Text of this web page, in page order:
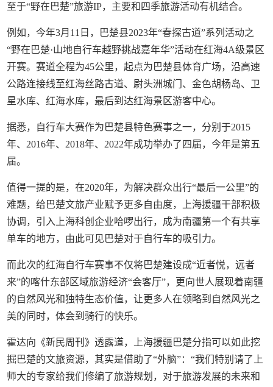
至于“野在巴楚”旅游IP，主要和四季旅游活动有机结合。
例如，今年3月11日，巴楚县2023年“春探古道”系列活动之
“野在巴楚·山地自行车越野挑战嘉年华”活动在红海4A级景区
开赛。赛道全程为45公里，起点为巴楚县体育广场，沿高速
公路连接线至红海丝路古道、尉头洲城门、金色胡杨岛、卫
星水库、红海水库，最后到达红海景区游客中心。
据悉，自行车大赛作为巴楚县特色赛事之一，分别于2015
年、2016年、2018年、2022年成功举办了四届，今年是第五
届。
值得一提的是，在2020年，为解决群众出行“最后一公里”的
难题，给巴楚文旅产业赋予更多自由度，上海援疆干部积极
协调，引入上海科创企业哈啰出行，成为南疆第一个有共享
单车的地方，由此可见巴楚对于自行车的吸引力。
而此次的红海自行车赛事不仅将巴楚建设成“近者悦，远者
来”的喀什东部区域旅游经济“会客厅”，更向世人展现着南疆
的自然风光和独特生态价值，让更多人在领略到自然风光之
美的同时，体会到骑行的快乐。
霍达向《新民周刊》透露道，上海援疆巴楚分指可以如此挖
掘巴楚的文旅资源，其实是借助了“外脑”：“我们特别请了上
师大的专家给我们修编了旅游规划，对于旅游发展的未来和